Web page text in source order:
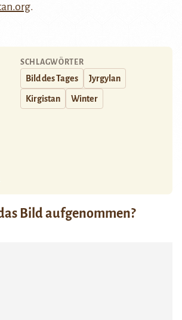
.
SCHLAGWÖRTER
Bild des Tages Jyrgylan
Kirgistan Winter
Bild aufgenommen?